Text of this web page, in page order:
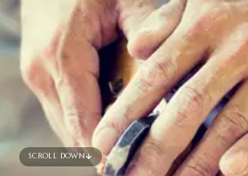
SCROLL DOWN